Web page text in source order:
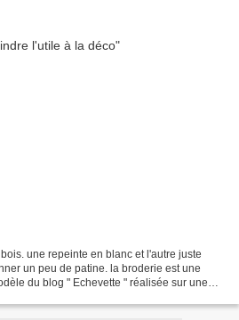
une repeinte en blanc et l'autre juste
un peu de patine. la broderie est une
du blog " Echevette " réalisée sur une